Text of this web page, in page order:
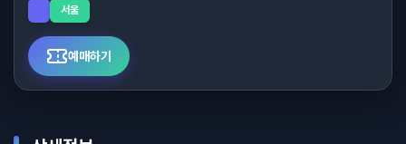
서울
예매하기